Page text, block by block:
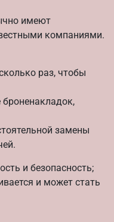
имеют
компаниями.
раз, чтобы
броненакладок,
замены
и безопасность;
и может стать